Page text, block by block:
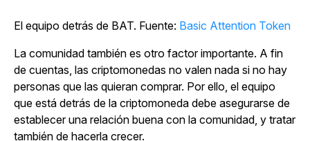
El equipo detrás de BAT. Fuente: Basic Attention Token
La comunidad también es otro factor importante. A fin
de cuentas, las criptomonedas no valen nada si no hay
personas que las quieran comprar. Por ello, el equipo
que está detrás de la criptomoneda debe asegurarse de
establecer una relación buena con la comunidad, y tratar
también de hacerla crecer.